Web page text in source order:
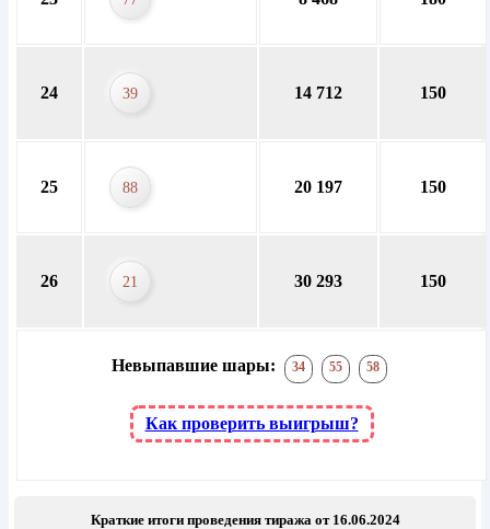
Невыпавшие шары: 34 55 58
Как проверить выигрыш?
24 39 14 712 150
25 88 20 197 150
26 21 30 293 150
Краткие итоги проведения тиража от 16.06.2024